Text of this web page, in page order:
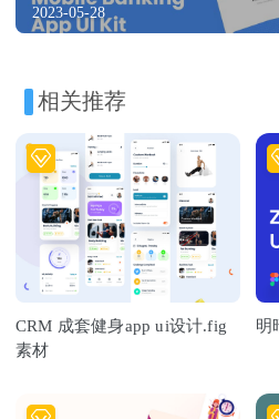
2023-05-28
相关推荐
CRM 成套健身app ui设计.fig
素材
明